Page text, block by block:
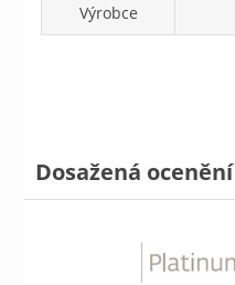
Výrobce
Dosažená ocenění